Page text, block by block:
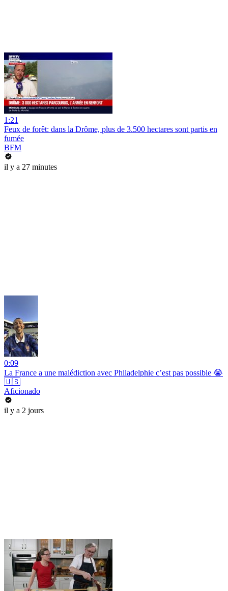
1:21
Feux de forêt: dans la Drôme, plus de 3.500 hectares sont partis en
fumée
BFM
il y a 27 minutes
0:09
La France a une malédiction avec Philadelphie c’est pas possible 😭
🇺🇸
Aficionado
il y a 2 jours